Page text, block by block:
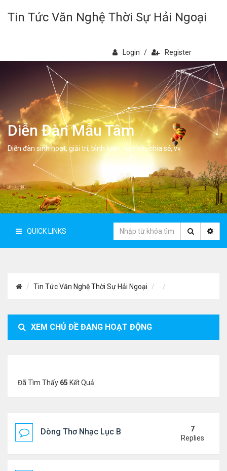
Tin Tức Văn Nghệ Thời Sự Hải Ngoại
Login / Register
Diễn Đàn Mẫu Tâm
Diễn đàn sinh hoạt, giải trí, bình luân, học hỏi, chia sẻ, vv.
QUICK LINKS
Tin Tức Văn Nghệ Thời Sự Hải Ngoại
XEM CHỦ ĐỀ ĐANG HOẠT ĐỘNG
Đã Tìm Thấy 65 Kết Quả
Dòng Thơ Nhạc Lục Bát Trích Đoạn - Gõ Google:
7
Replies